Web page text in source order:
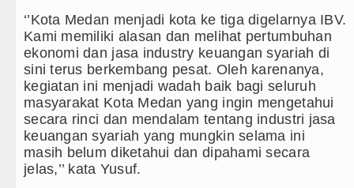
‘’Kota Medan menjadi kota ke tiga digelarnya IBV.
Kami memiliki alasan dan melihat pertumbuhan
ekonomi dan jasa industry keuangan syariah di
sini terus berkembang pesat. Oleh karenanya,
kegiatan ini menjadi wadah baik bagi seluruh
masyarakat Kota Medan yang ingin mengetahui
secara rinci dan mendalam tentang industri jasa
keuangan syariah yang mungkin selama ini
masih belum diketahui dan dipahami secara
jelas,’’ kata Yusuf.